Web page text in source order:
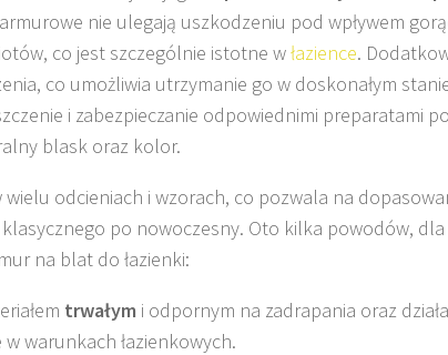
nie ulegają uszkodzeniu pod wpływem
co jest szczególnie istotne włazience.
co umożliwia utrzymanie go w doskonałym
i zabezpieczanie odpowiednimi preparatami
blask oraz kolor.
wielu odcieniach i wzorach, co pozwala na
po nowoczesny. Oto kilka powodów,
na blat do łazienki:
trwałym i odpornym na zadrapania oraz
warunkach łazienkowych.